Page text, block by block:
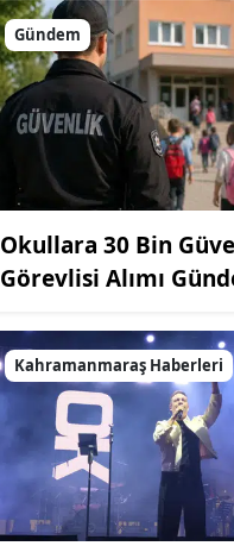
Gündem
Okullara 30 Bin
Görevlisi Alımı
Kahramanmaraş Haberleri